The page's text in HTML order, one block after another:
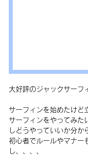
大好評のジャックサーフ
サーフィンを始めたけど
サーフィンをやってみた
しどうやっていいか分か
初心者でルールやマナー
し、、、、